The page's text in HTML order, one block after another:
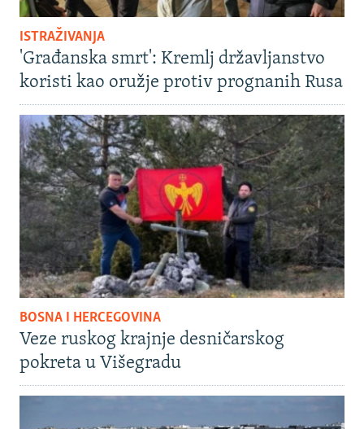
ISTRAŽIVANJA
'Građanska smrt': Kremlj državljanstvo
koristi kao oružje protiv prognanih Rusa
BOSNA I HERCEGOVINA
Veze ruskog krajnje desničarskog
pokreta u Višegradu